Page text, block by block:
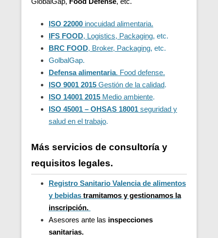
ISO 22000 inocuidad alimentaria.
IFS FOOD, Logistics, Packaging, etc.
BRC FOOD, Broker, Packaging, etc.
GolbalGap.
Defensa alimentaria. Food defense.
ISO 9001 2015 Gestión de la calidad.
ISO 14001 2015 Medio ambiente.
ISO 45001 – OHSAS 18001 seguridad y
salud en el trabajo.
Más servicios de consultoría y
requisitos legales.
Registro Sanitario Valencia de alimentos
y bebidas tramitamos y gestionamos la
inscripción.
Asesores ante las inspecciones
sanitarias.